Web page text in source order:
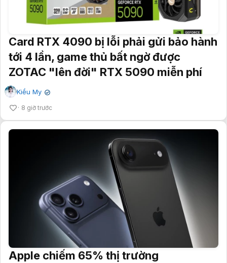
Card RTX 4090 bị lỗi phải gửi bảo hành
tới 4 lần, game thủ bất ngờ được
ZOTAC "lên đời" RTX 5090 miễn phí
Kiều My ✔
8 giờ trước
Apple chiếm 65% thị trường